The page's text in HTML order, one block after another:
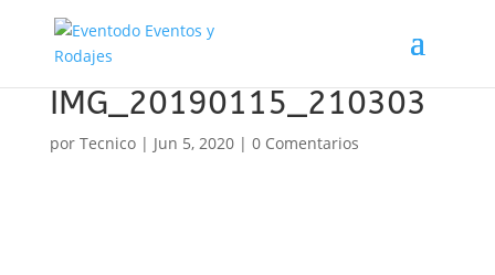
IMG_20190115_210303
por Tecnico| Jun 5, 2020| 0 Comentarios